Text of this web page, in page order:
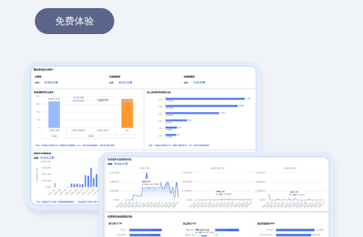
免费体验